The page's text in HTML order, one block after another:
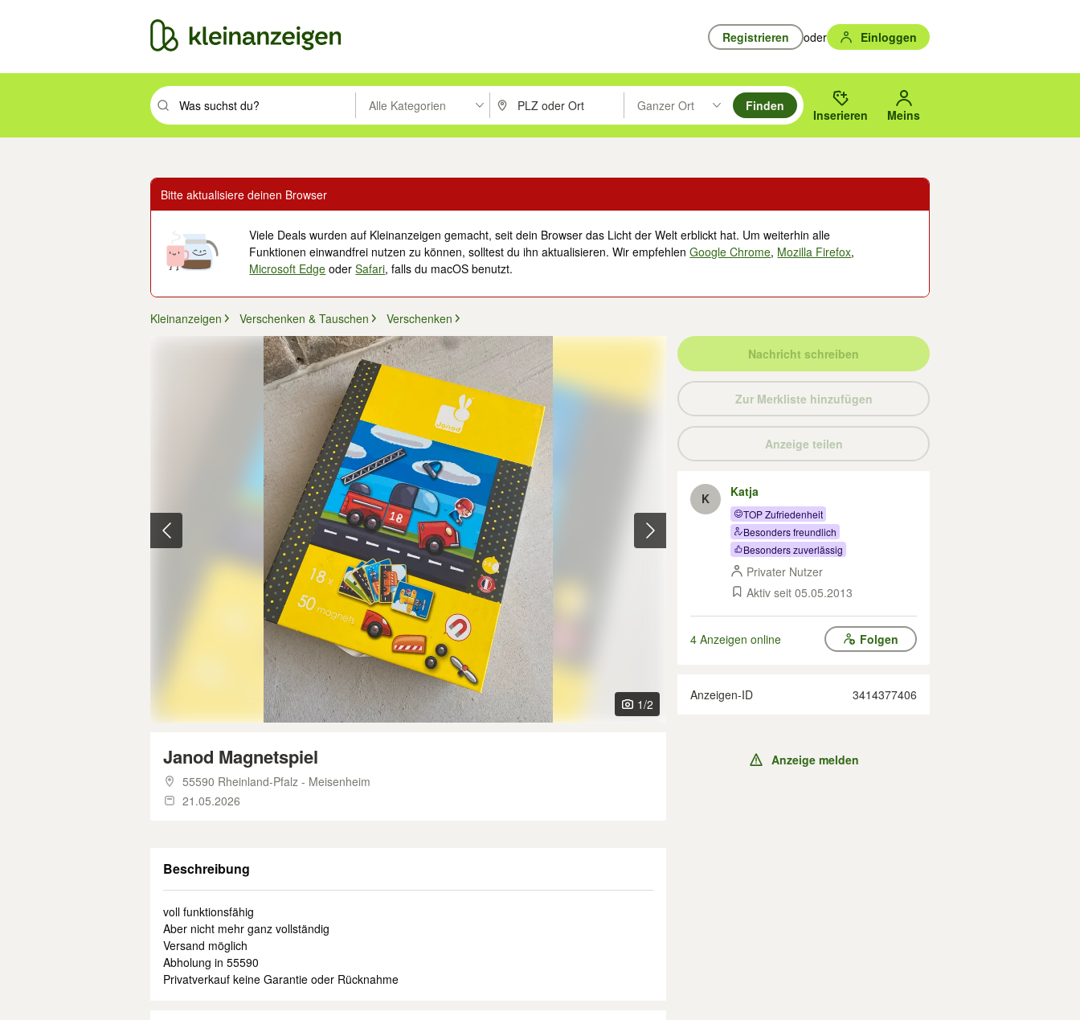
Registrieren oder Einloggen
Suchbegriff eingeben. Eingabetaste drücken um zu suchen, oder Vorschläge mit den Pfeiltasten nach oben/unten durchsuchen und mit Eingabetaste auswählen.
Alle Kategorien PLZ oder Ort eingeben. Eingabetaste drücken um zu suchen, oder Vorschläge mit den Pfeiltasten nach oben/
Ganzer Ort
Suche im Umkreis des gewählten Orts oder PLZ.
Finden
Inserieren Meins
Bitte aktualisiere deinen Browser
Viele Deals wurden auf Kleinanzeigen gemacht, seit dein Browser das Licht der Welt erblickt hat. Um weiterhin alle
Funktionen einwandfrei nutzen zu können, solltest du ihn aktualisieren. Wir empfehlenGoogle Chrome, Mozilla Firefox,
Microsoft Edge oderSafari, falls du macOS benutzt.
Kleinanzeigen Verschenken & Tauschen Verschenken
1/2
Janod Magnetspiel
55590 Rheinland-Pfalz - Meisenheim
21.05.2026
Beschreibung
voll funktionsfähig
Aber nicht mehr ganz vollständig
Versand möglich
Abholung in 55590
Privatverkauf keine Garantie oder Rücknahme
Nachricht schreiben
Zur Merkliste hinzufügen
Anzeige teilen
K Katja
TOP Zufriedenheit
Besonders freundlich
Besonders zuverlässig
Privater Nutzer
Aktiv seit 05.05.2013
4 Anzeigen online Folgen
Anzeigen-ID 3414377406
Anzeige melden